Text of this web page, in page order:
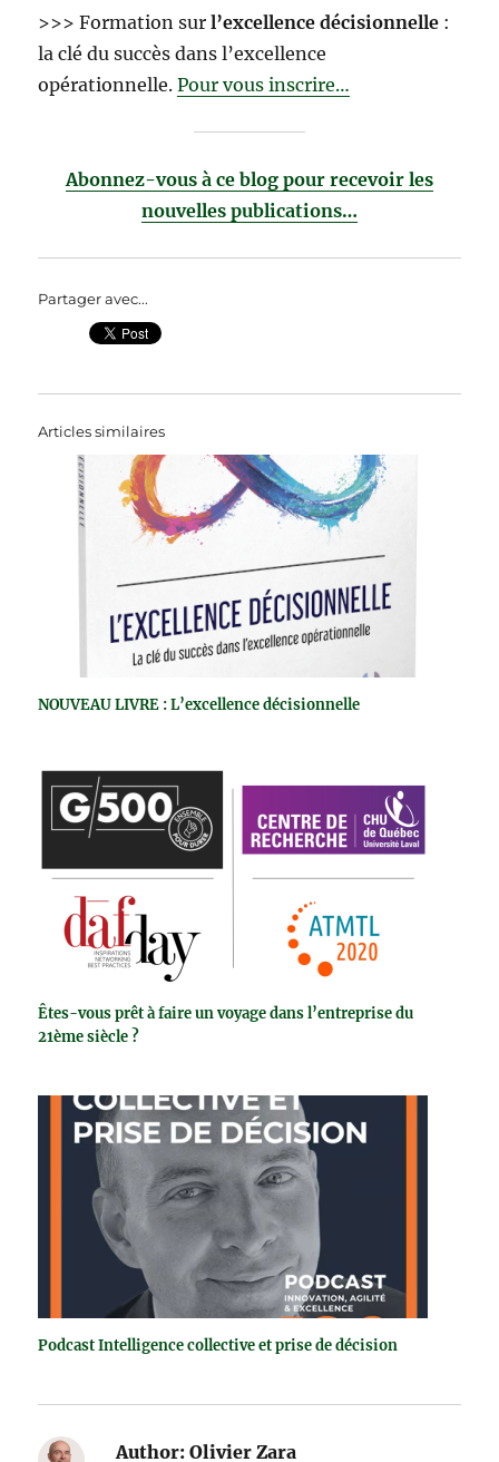
>>> Formation surl’excellence décisionnelle :
la clé du succès dans l’excellence
opérationnelle.Pour vous inscrire…
Abonnez-vous à ce blog pour recevoir les
nouvelles publications…
Partager avec...
Articles similaires
NOUVEAU LIVRE : L’excellence décisionnelle
Êtes-vous prêt à faire un voyage dans l’entreprise du
21ème siècle ?
Podcast Intelligence collective et prise de décision
Author: Olivier Zara